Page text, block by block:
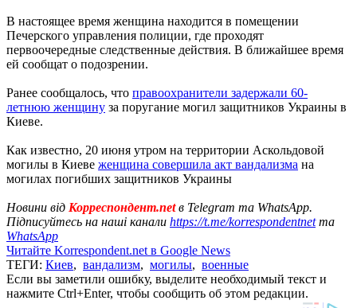
В настоящее время женщина находится в помещении
Печерского управления полиции, где проходят
первоочередные следственные действия. В ближайшее время
ей сообщат о подозрении.
Ранее сообщалось, что правоохранители задержали 60-
летнюю женщину за поругание могил защитников Украины в
Киеве.
Как известно, 20 июня утром на территории Аскольдовой
могилы в Киеве женщина совершила акт вандализма на
могилах погибших защитников Украины
Новини від Корреспондент.netв Telegram та WhatsApp.
Підписуйтесь на наші канали https://t.me/korrespondentnetта
WhatsApp
Читайте Korrespondent.net в Google News
ТЕГИ: Киев, вандализм, могилы, военные
Если вы заметили ошибку, выделите необходимый текст и
нажмите Ctrl+Enter, чтобы сообщить об этом редакции.